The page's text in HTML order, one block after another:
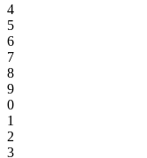
4
5
6
7
8
9
0
1
2
3